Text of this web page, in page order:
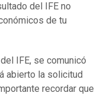
del IFE no
de tu
IFE, se comunicó
abierto la solicitud
recordar que